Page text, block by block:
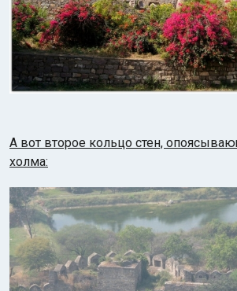
А вот второе кольцо стен,
холма: